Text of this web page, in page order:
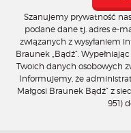
Szanujemy prywatność
podane dane tj. adres e-
związanych z wysyłaniem
Braunek „Bądź”.
Twoich danych osobowych
Informujemy, że
Małgosi Braunek Bądź” z
951)